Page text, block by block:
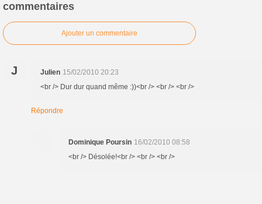
commentaires
Ajouter un commentaire
J Julien 15/02/2010 20:23
<br /> Dur dur quand même :))<br /> <br /> <br />
Répondre
Dominique Poursin 16/02/2010 08:58
<br /> Désolée!<br /> <br /> <br />